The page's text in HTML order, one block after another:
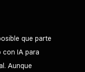
que parte
IA para
Aunque